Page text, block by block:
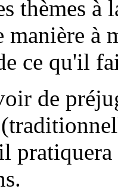
thèmes à
manière à
ce qu'il
de